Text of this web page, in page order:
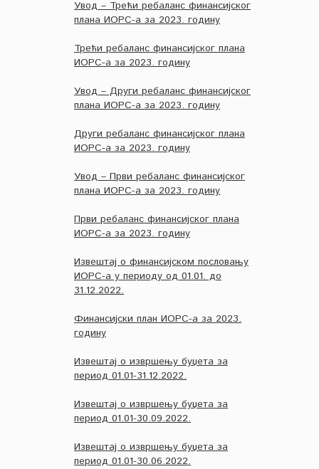
Увод – Трећи ребаланс финансијског
плана ИОРС-а за 2023. годину
Трећи ребаланс финансијског плана
ИОРС-а за 2023. годину
Увод – Други ребаланс финансијског
плана ИОРС-а за 2023. годину
Други ребаланс финансијског плана
ИОРС-а за 2023. годину
Увод – Први ребаланс финансијског
плана ИОРС-а за 2023. годину
Први ребаланс финансијског плана
ИОРС-а за 2023. годину
Извештај о финансијском пословању
ИОРС-а у периоду од 01.01. до
31.12.2022.
Финансијски план ИОРС-а за 2023.
годину
Извештај о извршењу буџета за
период 01.01-31.12.2022.
Извештај о извршењу буџета за
период 01.01-30.09.2022.
Извештај о извршењу буџета за
период 01.01-30.06.2022.